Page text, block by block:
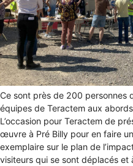
Ce sont près de 200 personnes
équipes de Teractem aux
L’occasion pour Teractem de
œuvre à Pré Billy pour en faire
exemplaire sur le plan de
visiteurs qui se sont déplacés et